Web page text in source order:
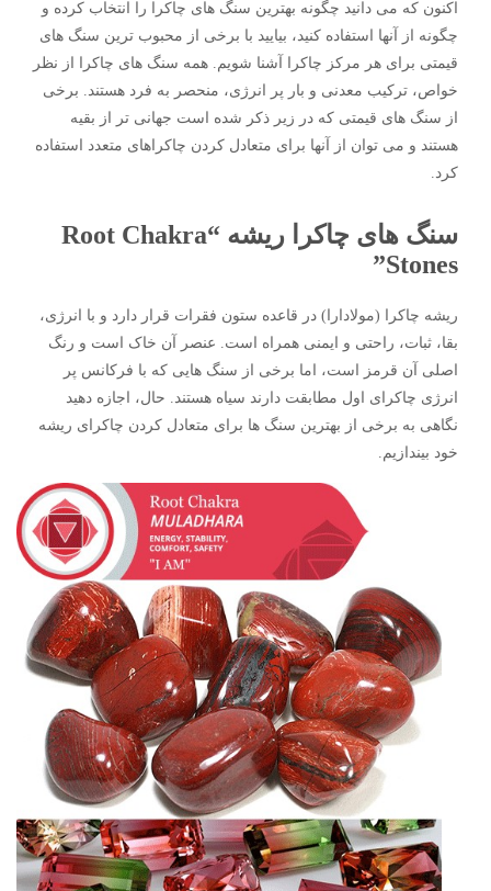
اکنون که می دانید چگونه بهترین سنگ های چاکرا را انتخاب کرده و
چگونه از آنها استفاده کنید، بیایید با برخی از محبوب ترین سنگ های
قیمتی برای هر مرکز چاکرا آشنا شویم. همه سنگ های چاکرا از نظر
خواص، ترکیب معدنی و بار پر انرژی، منحصر به فرد هستند. برخی
از سنگ های قیمتی که در زیر ذکر شده است جهانی تر از بقیه
هستند و می توان از آنها برای متعادل کردن چاکراهای متعدد استفاده
کرد.
سنگ های چاکرا ریشه “Root Chakra
Stones”
ریشه چاکرا (مولادارا) در قاعده ستون فقرات قرار دارد و با انرژی،
بقا، ثبات، راحتی و ایمنی همراه است. عنصر آن خاک است و رنگ
اصلی آن قرمز است، اما برخی از سنگ هایی که با فرکانس پر
انرژی چاکرای اول مطابقت دارند سیاه هستند. حال، اجازه دهید
نگاهی به برخی از بهترین سنگ ها برای متعادل کردن چاکرای ریشه
خود بیندازیم.